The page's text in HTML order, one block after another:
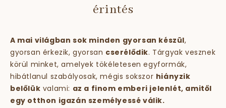
érintés
A mai világban sok minden gyorsan készül,
gyorsan érkezik, gyorsan cserélődik. Tárgyak vesznek
körül minket, amelyek tökéletesen egyformák,
hibátlanul szabályosak, mégis sokszor hiányzik
belőlük valami: az a finom emberi jelenlét, amitől
egy otthon igazán személyessé válik.